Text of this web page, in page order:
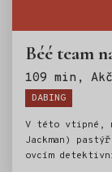
Béé team
109 min,
DABING
V této vtipné,
Jackman)
ovcím